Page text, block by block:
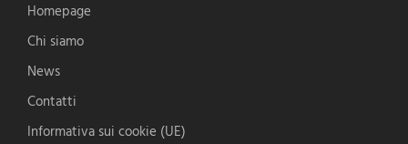
Homepage
Chi siamo
News
Contatti
Informativa sui cookie (UE)